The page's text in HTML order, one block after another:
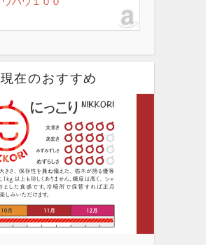
現在のおすすめ